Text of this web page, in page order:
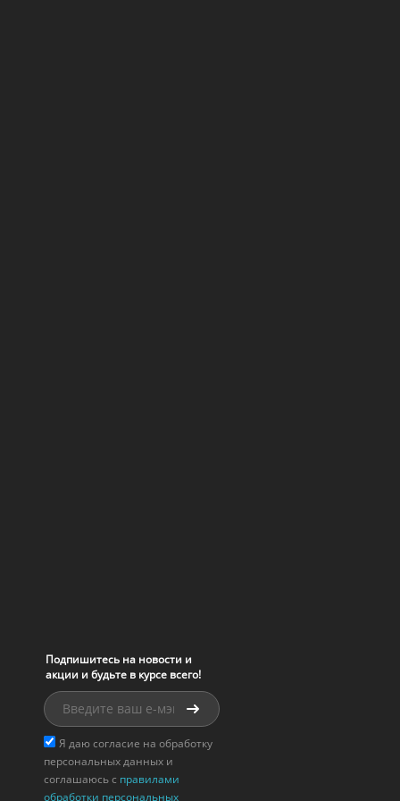
Подпишитесь на новости и
акции и будьте в курсе всего!
Я даю согласие на обработку
персональных данных и
соглашаюсь с правилами
обработки персональных